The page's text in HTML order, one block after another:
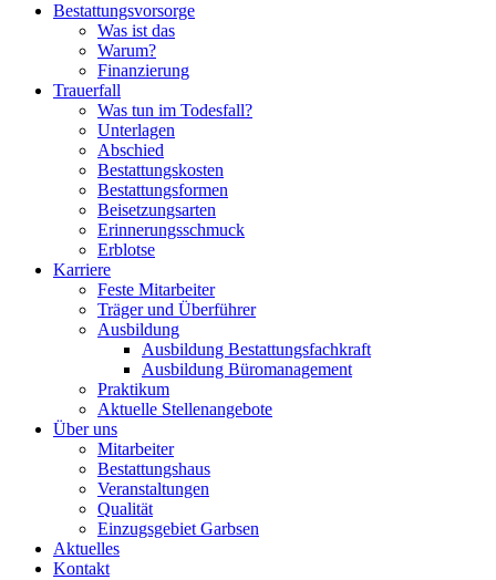
Bestattungsvorsorge
Was ist das
Warum?
Finanzierung
Trauerfall
Was tun im Todesfall?
Unterlagen
Abschied
Bestattungskosten
Bestattungsformen
Beisetzungsarten
Erinnerungsschmuck
Erblotse
Karriere
Feste Mitarbeiter
Träger und Überführer
Ausbildung
Ausbildung Bestattungsfachkraft
Ausbildung Büromanagement
Praktikum
Aktuelle Stellenangebote
Über uns
Mitarbeiter
Bestattungshaus
Veranstaltungen
Qualität
Einzugsgebiet Garbsen
Aktuelles
Kontakt